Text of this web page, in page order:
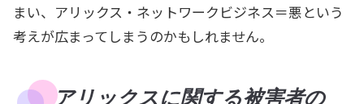
まい、アリックス・ネットワークビジネス＝悪という
考えが広まってしまうのかもしれません。
アリックスに関する被害者の